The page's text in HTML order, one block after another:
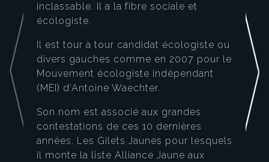
inclassable. Il a la fibre sociale et
écologiste.
Il est tour à tour candidat écologiste ou
divers gauches comme en 2007 pour le
Mouvement écologiste indépendant
(MEI) d'Antoine Waechter.
Son nom est associé aux grandes
contestations de ces 10 dernières
années. Les Gilets Jaunes pour lesquels
il monte la liste Alliance Jaune aux